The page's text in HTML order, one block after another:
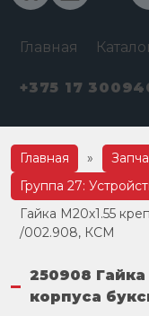
Главная
+375 17
Главная »
Группа 27:
Гайка М20х1.55
/002.908, КСМ
250908
корпуса